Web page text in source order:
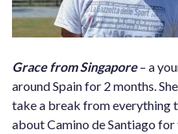
Grace from Singapore– a
around Spain for 2 months.
take a break from everything
about Camino de Santiago